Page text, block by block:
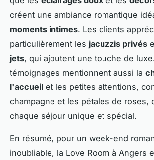
créent une ambiance romantique
moments intimes. Les clients
particulièrement les jacuzzis privés
jets, qui ajoutent une touche de
témoignages mentionnent aussi la
l'accueil et les petites attentions,
champagne et les pétales de roses,
chaque séjour unique et spécial.
En résumé, pour un week-end
inoubliable, la Love Room à Angers